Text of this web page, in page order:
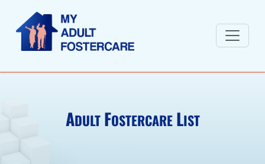
ADULT FOSTERCARE LIST